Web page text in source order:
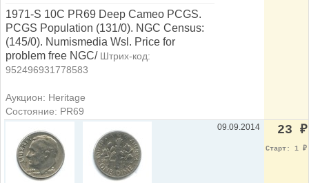
1971-S 10C PR69 Deep Cameo PCGS.
PCGS Population (131/0). NGC Census:
(145/0). Numismedia Wsl. Price for
problem free NGC/ Штрих-код:
952496931778583
Аукцион: Heritage
Состояние: PR69
09.09.2014 23 ₽
Старт: 1 ₽